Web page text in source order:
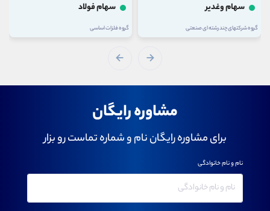
سهام وغدیر
گروه شرکتهای چند رشته ای صنعتی
سهام فولاد
گروه فلزات اساسی
مشاوره رایگان
برای مشاوره رایگان نام و شماره تماست رو بزار
نام و نام خانوادگی